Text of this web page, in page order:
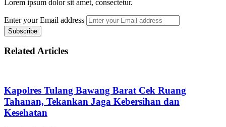
Lorem ipsum dolor sit amet, consectetur.
Enter your Email address
Related Articles
Kapolres Tulang Bawang Barat Cek Ruang
Tahanan, Tekankan Jaga Kebersihan dan
Kesehatan